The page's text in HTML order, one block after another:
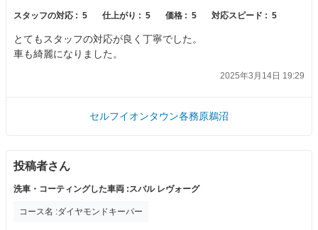
スタッフの対応 : 5 仕上がり : 5 価格 : 5 対応スピード : 5
とてもスタッフの対応が良く丁寧でした。
車も綺麗になりました。
2025年3月14日 19:29
セルフイオンタウン各務原鵜沼
投稿者さん
洗車・コーティングした車両 :スバル レヴォーグ
コース名 :ダイヤモンドキーパー